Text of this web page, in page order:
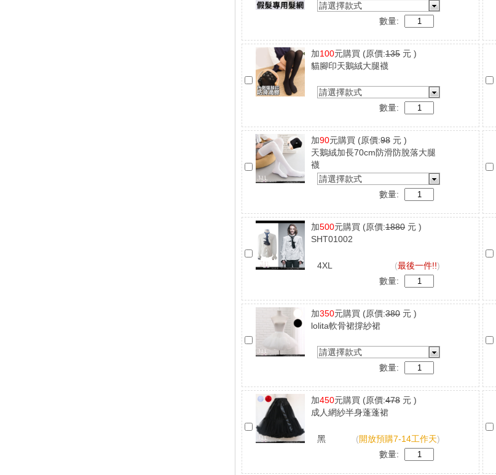
請選擇款式
數量:
加100元購買 (原價:135 元 )
貓腳印天鵝絨大腿襪
請選擇款式
數量:
加90元購買 (原價:98 元 )
天鵝絨加長70cm防滑防脫落大腿
襪
請選擇款式
數量:
加500元購買 (原價:1880 元 )
SHT01002
4XL (最後一件!!)
數量:
加350元購買 (原價:380 元 )
lolita軟骨裙撐紗裙
請選擇款式
數量:
加450元購買 (原價:478 元 )
成人網紗半身蓬蓬裙
黑 (開放預購7-14工作天)
數量: